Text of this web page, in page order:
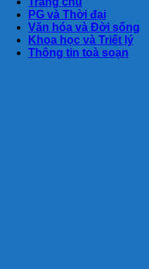
PG và Thời đại
Văn hóa và Đời sống
Khoa học và Triết lý
Thông tin toà soạn